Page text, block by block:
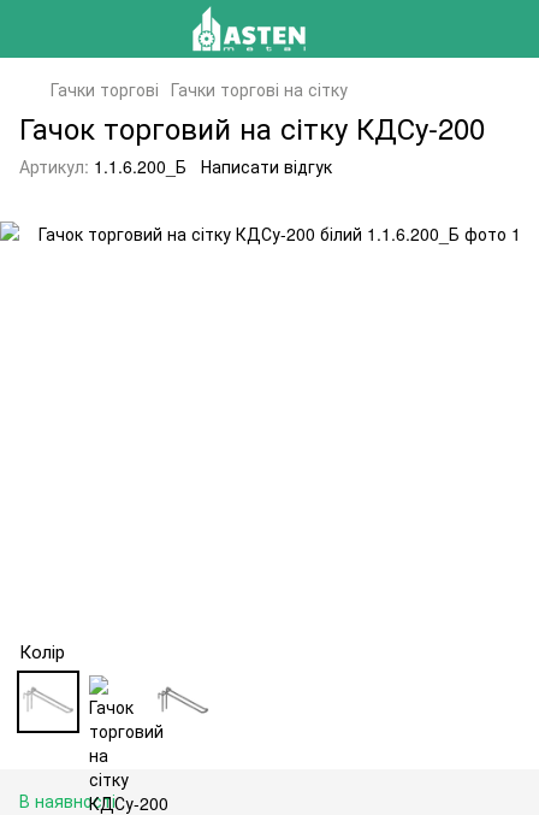
Гачки торгові Гачки торгові на сітку
Гачок торговий на сітку КДСу-200
Артикул: 1.1.6.200_Б Написати відгук
Колір
В наявності